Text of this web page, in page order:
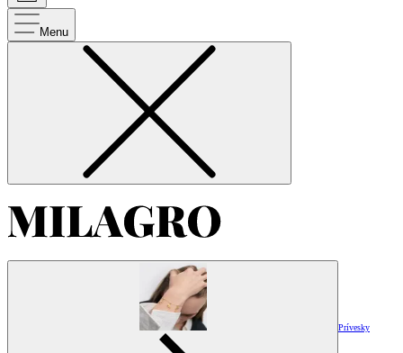
Menu
Prívesky